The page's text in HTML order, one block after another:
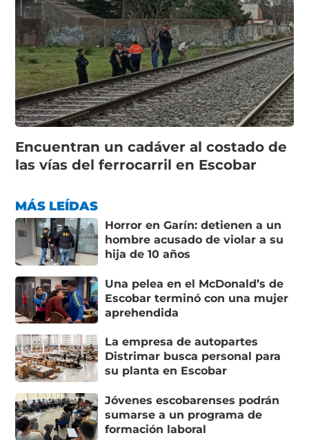
Encuentran un cadáver al costado de
las vías del ferrocarril en Escobar
MÁS LEÍDAS
Horror en Garín: detienen a un
hombre acusado de violar a su
hija de 10 años
Una pelea en el McDonald’s de
Escobar terminó con una mujer
aprehendida
La empresa de autopartes
Distrimar busca personal para
su planta en Escobar
Jóvenes escobarenses podrán
sumarse a un programa de
formación laboral